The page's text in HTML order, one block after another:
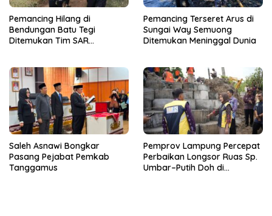
Pemancing Hilang di
Bendungan Batu Tegi
Ditemukan Tim SAR
Pemancing Terseret Arus di
Sungai Way Semuong
Ditemukan Meninggal Dunia
Saleh Asnawi Bongkar
Pasang Pejabat Pemkab
Tanggamus
Pemprov Lampung Percepat
Perbaikan Longsor Ruas Sp.
Umbar–Putih Doh di